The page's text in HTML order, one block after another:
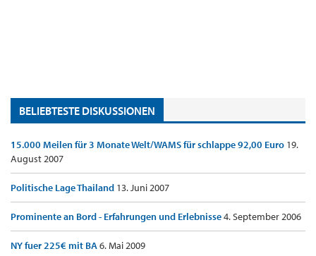
BELIEBTESTE DISKUSSIONEN
15.000 Meilen für 3 Monate Welt/WAMS für schlappe 92,00 Euro 19.
August 2007
Politische Lage Thailand 13. Juni 2007
Prominente an Bord - Erfahrungen und Erlebnisse4. September 2006
NY fuer 225€ mit BA6. Mai 2009